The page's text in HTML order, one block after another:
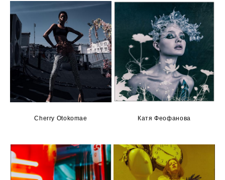
Cherry Otokomae Катя Феофанова